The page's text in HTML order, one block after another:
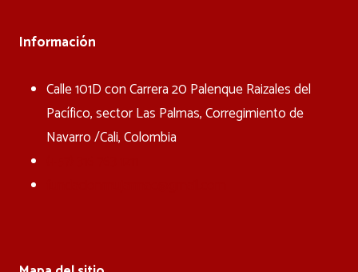
Información
Calle 101D con Carrera 20 Palenque Raizales del
Pacífico, sector Las Palmas, Corregimiento de
Navarro /Cali, Colombia